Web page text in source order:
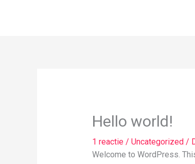
Hello world!
1 reactie / Uncategorized /
Welcome to WordPress.